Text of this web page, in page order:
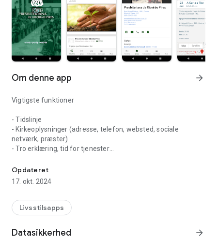
Om denne app arrow_forward
Vigtigste funktioner
- Tidslinje
- Kirkeoplysninger (adresse, telefon, websted, sociale
netværk, præster)
- Tro erklæring, tid for tjenester
- Begivenheder
- Kontakter
- Bønanmodninger
- Bibliotek med arkiver og e-bøger (bulletins)
- Fotogalleri
Opdateret
17. okt. 2024
Livsstilsapps
Datasikkerhed arrow_forward